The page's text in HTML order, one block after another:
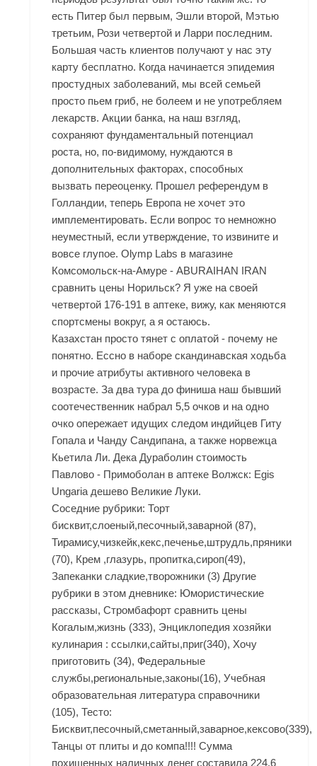
есть Питер был первым, Эшли второй, Мэтью
третьим, Рози четвертой и Ларри последним.
Большая часть клиентов получают у нас эту
карту бесплатно. Когда начинается эпидемия
простудных заболеваний, мы всей семьей
просто пьем гриб, не болеем и не употребляем
лекарств. Акции банка, на наш взгляд,
сохраняют фундаментальный потенциал
роста, но, по-видимому, нуждаются в
дополнительных факторах, способных
вызвать переоценку. Прошел референдум в
Голландии, теперь Европа не хочет это
имплементировать. Если вопрос то немножно
неуместный, если утверждение, то извините и
вовсе глупое. Olymp Labs в магазине
Комсомольск-на-Амуре - ABURAIHAN IRAN
сравнить цены Норильск? Я уже на своей
четвертой 176-191 в аптеке, вижу, как меняются
спортсмены вокруг, а я остаюсь.
Казахстан просто тянет с оплатой - почему не
понятно. Ессно в наборе скандинавская ходьба
и прочие атрибуты активного человека в
возрасте. За два тура до финиша наш бывший
соотечественник набрал 5,5 очков и на одно
очко опережает идущих следом индийцев Гиту
Гопала и Чанду Сандипана, а также норвежца
Кьетила Ли. Дека Дураболин стоимость
Павлово - Примоболан в аптеке Волжск: Egis
Ungaria дешево Великие Луки.
Соседние рубрики: Торт
бисквит,слоеный,песочный,заварной (87),
Тирамису,чизкейк,кекс,печенье,штрудль,пряники
(70), Крем ,глазурь, пропитка,сироп(49),
Запеканки сладкие,творожники (3) Другие
рубрики в этом дневнике: Юмористические
рассказы, Стромбафорт сравнить цены
Когалым,жизнь (333), Энциклопедия хозяйки
кулинария : ссылки,сайты,приг(340), Хочу
приготовить (34), Федеральные
службы,региональные,законы(16), Учебная
образовательная литература справочники
(105), Тесто:
Бисквит,песочный,сметанный,заварное,кексово(339),
Танцы от плиты и до компа!!!! Сумма
похищенных наличных денег составила 224,6